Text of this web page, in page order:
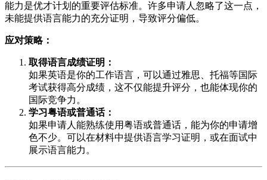
能力是优才计划的重要评估标准。许多申请人忽略了这一点，
未能提供语言能力的充分证明，导致评分偏低。
应对策略：
取得语言成绩证明：
如果英语是你的工作语言，可以通过雅思、托福等国际
考试获得高分成绩，这不仅能提升评分，也能体现你的
国际竞争力。
学习粤语或普通话：
如果申请人能熟练使用粤语或普通话，能为你的申请增
色不少。可以在材料中提供语言学习证明，或在面试中
展示语言能力。